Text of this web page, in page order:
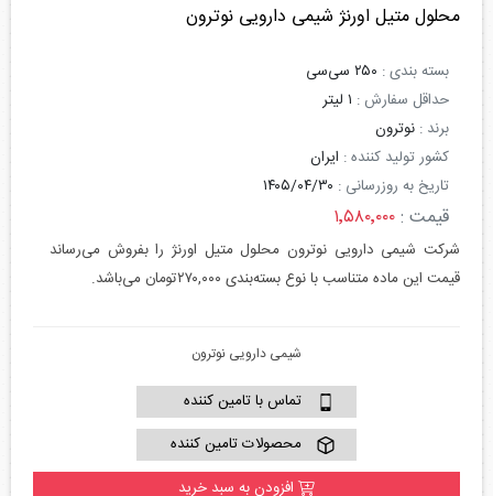
محلول متیل اورنژ شیمی دارویی نوترون
بسته بندی : ۲۵۰ سی‌سی
حداقل سفارش : ۱ لیتر
برند : نوترون
کشور تولید کننده : ایران
تاریخ به روزرسانی : ۱۴۰۵/۰۴/۳۰
قیمت :۱٬۵۸۰٬۰۰۰
شرکت شیمی دارویی نوترون محلول متیل اورنژ را بفروش می‌رساند
قیمت این ماده متناسب با نوع بسته‌بندی ۲۷۰,۰۰۰تومان می‌باشد.
شیمی دارویی نوترون
تماس با تامین کننده
محصولات تامین کننده
افزودن به سبد خرید